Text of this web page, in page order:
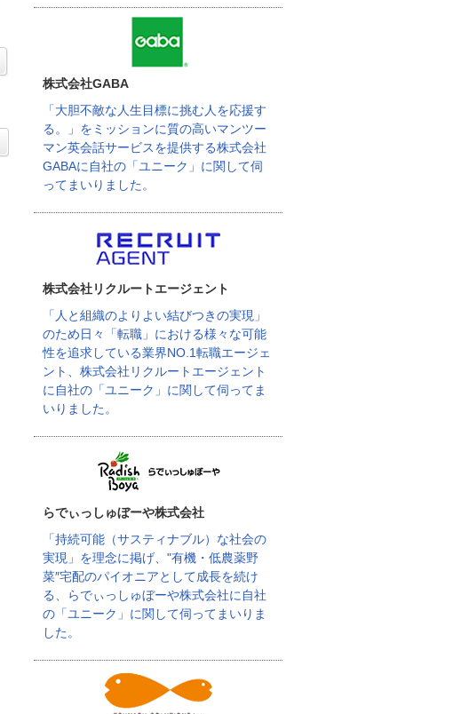
株式会社GABA
「大胆不敵な人生目標に挑む人を応援す
る。」をミッションに質の高いマンツー
マン英会話サービスを提供する株式会社
GABAに自社の「ユニーク」に関して伺
ってまいりました。
株式会社リクルートエージェント
「人と組織のよりよい結びつきの実現」
のため日々「転職」における様々な可能
性を追求している業界NO.1転職エージェ
ント、株式会社リクルートエージェント
に自社の「ユニーク」に関して伺ってま
いりました。
らでぃっしゅぼーや株式会社
「持続可能（サスティナブル）な社会の
実現」を理念に掲げ、"有機・低農薬野
菜″宅配のパイオニアとして成長を続け
る、らでぃっしゅぼーや株式会社に自社
の「ユニーク」に関して伺ってまいりま
した。